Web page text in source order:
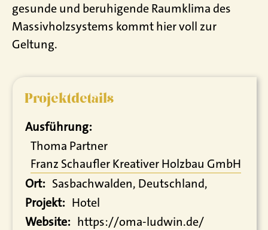
gesunde und beruhigende Raumklima des
Massivholzsystems kommt hier voll zur
Geltung.
Projektdetails
Ausführung:
Thoma Partner
Franz Schaufler Kreativer Holzbau GmbH
Ort: Sasbachwalden, Deutschland,
Projekt: Hotel
Website: https://oma-ludwin.de/